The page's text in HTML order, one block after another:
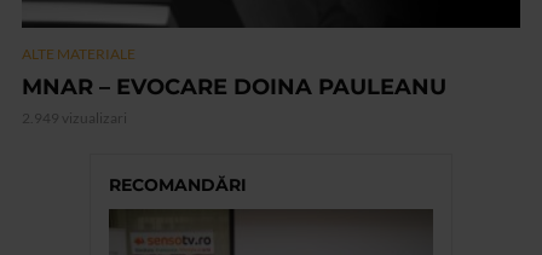
ALTE MATERIALE
MNAR – EVOCARE DOINA PAULEANU
2.949 vizualizari
RECOMANDĂRI